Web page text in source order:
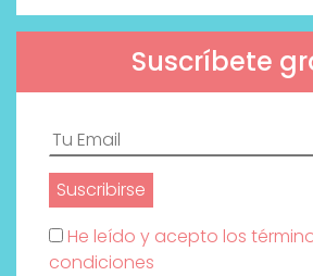
Suscríbete
He leído y acepto los
condiciones